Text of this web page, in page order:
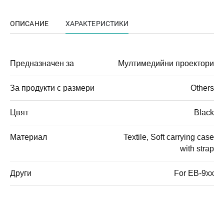
ОПИСАНИЕ ХАРАКТЕРИСТИКИ
Предназначен за Мултимедийни проектори
За продукти с размери Others
Цвят Black
Материал
Textile, Soft carrying case
with strap
Други For EB-9xx